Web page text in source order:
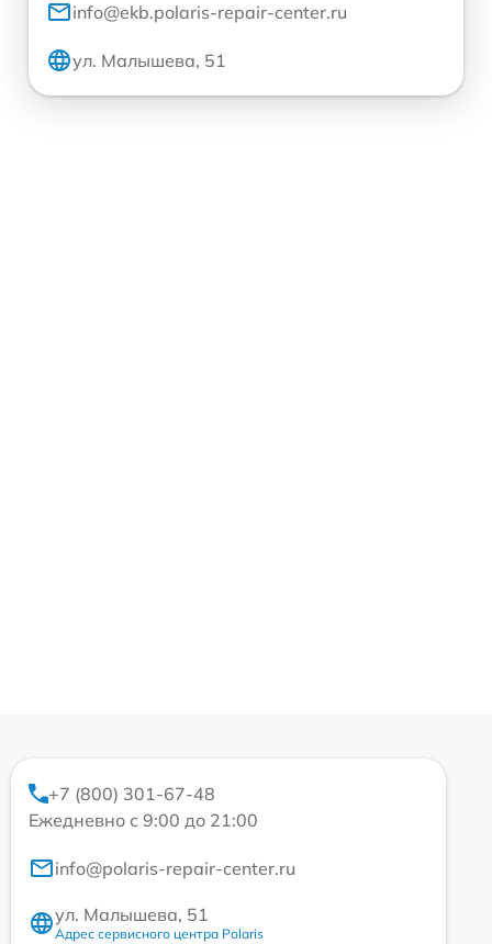
info@ekb.polaris-repair-center.ru
ул. Малышева, 51
+7 (800) 301-67-48
Ежедневно с 9:00 до 21:00
info@polaris-repair-center.ru
ул. Малышева, 51
Адрес сервисного центра Polaris